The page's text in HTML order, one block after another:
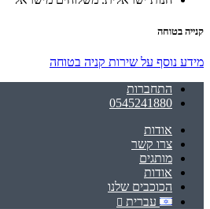
קנייה בטוחה
מידע נוסף על שירות קניה בטוחה
התחברות
0545241880
אודות
צרו קשר
מותגים
אודות
הכוכבים שלנו
עברית